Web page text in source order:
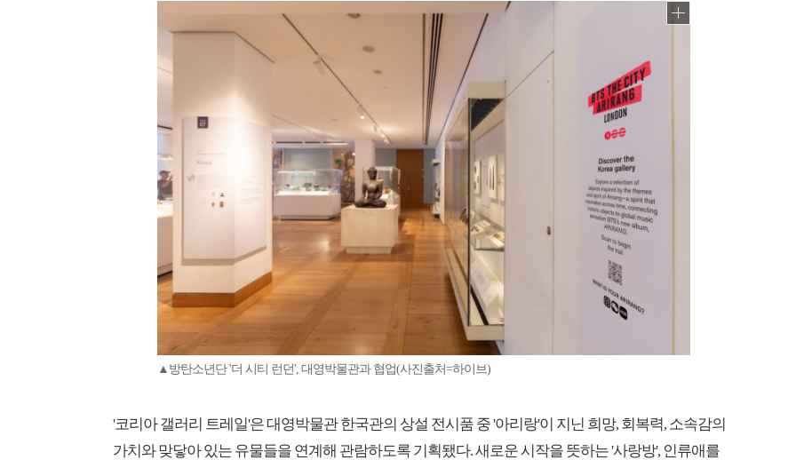
▲방탄소년단 '더 시티 런던', 대영박물관과 협업(사진출처=하이브)
'코리아 갤러리 트레일'은 대영박물관 한국관의 상설 전시품 중 '아리랑'이 지닌 희망, 회복력, 소속감의
가치와 맞닿아 있는 유물들을 연계해 관람하도록 기획됐다. 새로운 시작을 뜻하는 '사랑방', 인류애를